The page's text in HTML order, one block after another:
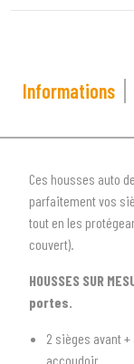
SÉLECTIONNEZ LE
Informations
Ces housses auto
parfaitement vos
tout en les
couvert).
HOUSSES SUR
portes.
2 sièges avant
accoudoir.